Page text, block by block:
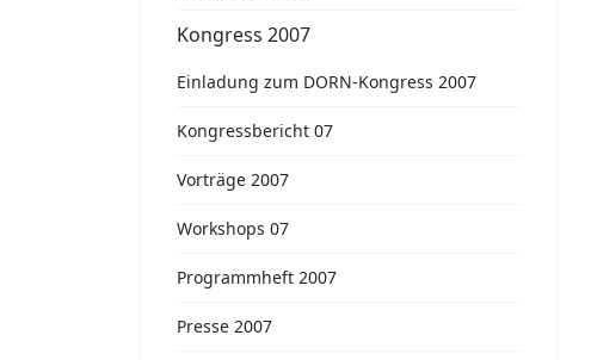
Kongress 2007
Einladung zum DORN-Kongress 2007
Kongressbericht 07
Vorträge 2007
Workshops 07
Programmheft 2007
Presse 2007